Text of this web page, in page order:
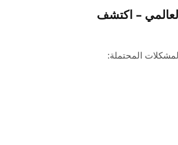
المحتملة: